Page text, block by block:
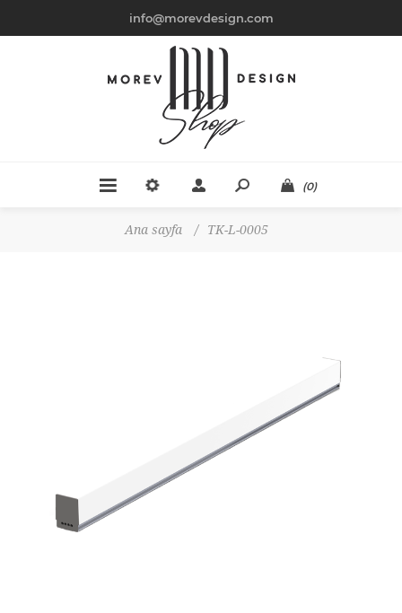
info@morevdesign.com
(0)
Ana sayfa / TK-L-0005